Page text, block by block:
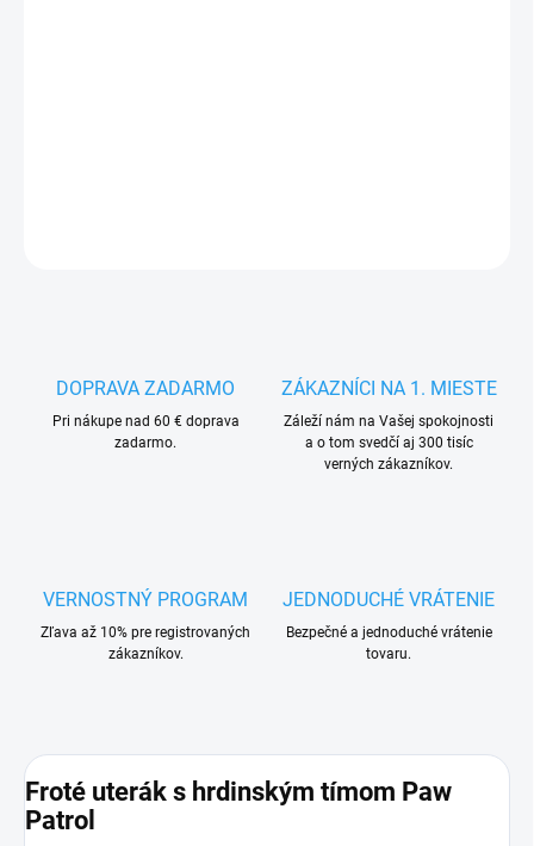
DOPRAVA ZADARMO
Pri nákupe nad 60 € doprava
zadarmo.
ZÁKAZNÍCI NA 1. MIESTE
Záleží nám na Vašej spokojnosti
a o tom svedčí aj 300 tisíc
verných zákazníkov.
VERNOSTNÝ PROGRAM
Zľava až 10% pre registrovaných
zákazníkov.
JEDNODUCHÉ VRÁTENIE
Bezpečné a jednoduché vrátenie
tovaru.
Froté uterák s hrdinským tímom Paw
Patrol